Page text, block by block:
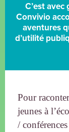
C’est
Convivio
aventures
d’utilité
Pour
jeunes à
/